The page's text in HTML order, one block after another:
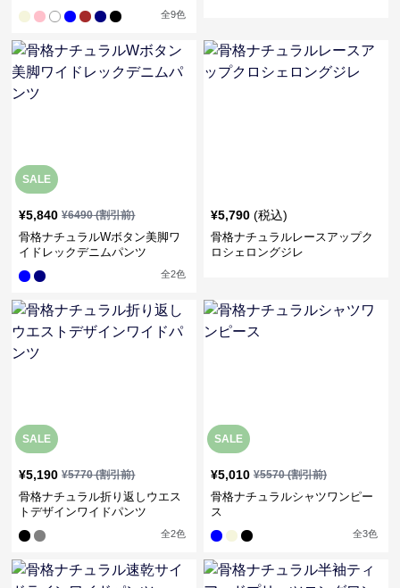
全9色
SALE
¥5,840 ¥6490(割引前)
骨格ナチュラルWボタン美脚ワ
イドレックデニムパンツ
全2色
¥5,790 (税込)
骨格ナチュラルレースアップク
ロシェロングジレ
SALE
¥5,190 ¥5770(割引前)
骨格ナチュラル折り返しウエス
トデザインワイドパンツ
全2色
SALE
¥5,010 ¥5570(割引前)
骨格ナチュラルシャツワンピー
ス
全3色